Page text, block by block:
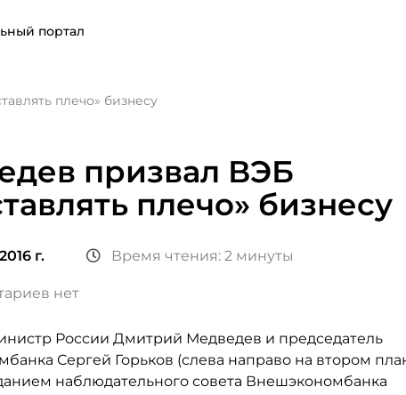
портал
плечо» бизнесу
призвал ВЭБ
плечо» бизнесу
г. Время чтения: 2 минуты
нет
России Дмитрий Медведев и председатель
Сергей Горьков (слева направо на втором
наблюдательного совета Внешэкономбанка